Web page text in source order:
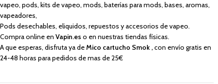
vapeo, pods, kits de vapeo, mods, baterías para mods, bases, aromas,
vapeadores,
Pods desechables, eliquidos, repuestos y accesorios de vapeo.
Compra online en Vapin.es o en nuestras tiendas físicas.
A que esperas, disfruta ya deMico cartucho Smok ,con envío gratis en
24-48 horas para pedidos de mas de 25€